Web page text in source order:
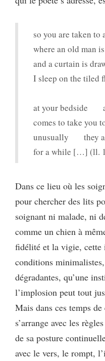
so you are taken to
where an old man
and a curtain is
I sleep on the tiled
at your bedside
comes to take
unusually they
for a while […] (ll.
Dans ce lieu où les
pour chercher des lits
soignant ni malade, ni
comme un chien à
fidélité et la vigie, cette
conditions
dégradantes, qu’une
l’implosion peut tout
Mais dans ces temps
s’arrange avec les
de sa posture
avec le vers, le rompt,